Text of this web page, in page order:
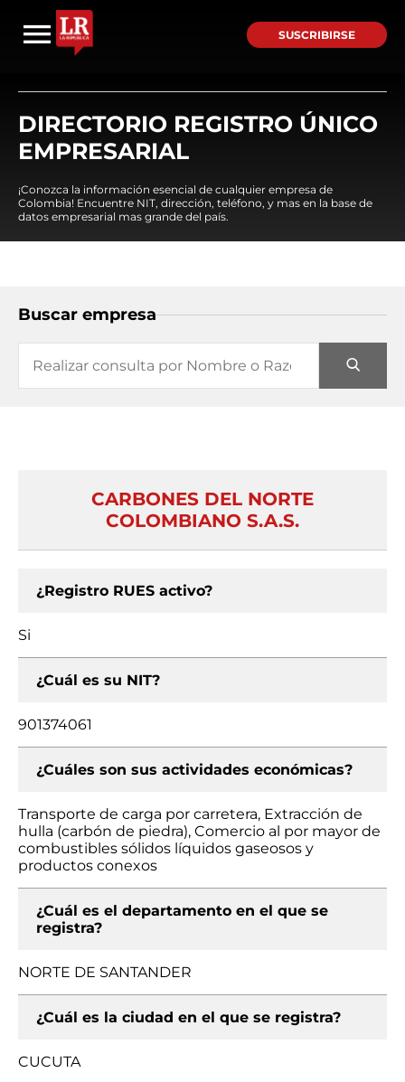
SUSCRIBIRSE
DIRECTORIO REGISTRO ÚNICO
EMPRESARIAL
¡Conozca la información esencial de cualquier empresa de
Colombia! Encuentre NIT, dirección, teléfono, y mas en la base de
datos empresarial mas grande del país.
Buscar empresa
CARBONES DEL NORTE
COLOMBIANO S.A.S.
¿Registro RUES activo?
Si
¿Cuál es su NIT?
901374061
¿Cuáles son sus actividades económicas?
Transporte de carga por carretera, Extracción de
hulla (carbón de piedra), Comercio al por mayor de
combustibles sólidos líquidos gaseosos y
productos conexos
¿Cuál es el departamento en el que se
registra?
NORTE DE SANTANDER
¿Cuál es la ciudad en el que se registra?
CUCUTA